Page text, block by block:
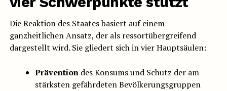
Die Reaktion des Staates basiert auf einem
ganzheitlichen Ansatz, der als ressortübergreifend
dargestellt wird. Sie gliedert sich in vier Hauptsäulen:
Präventiondes Konsums und Schutz der am
stärksten gefährdeten Bevölkerungsgruppen